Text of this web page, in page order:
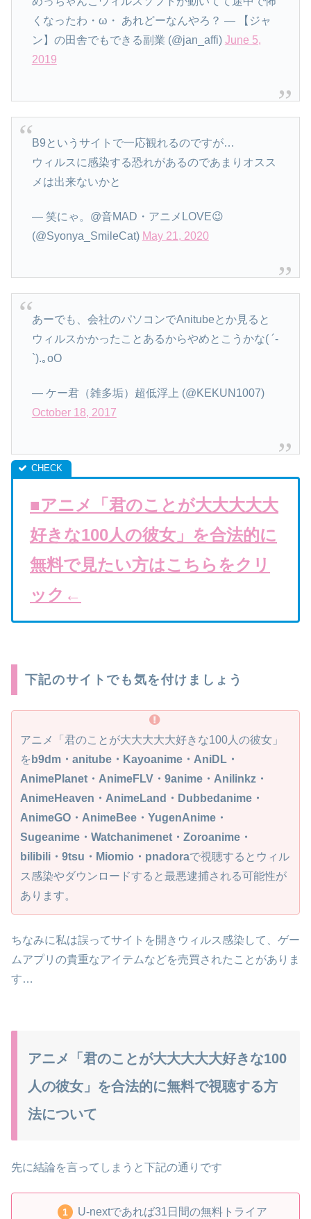
くなったわ・ω・ あれどーなんやろ？ — 【ジャ
ン】の田舎でもできる副業 (@jan_affi) June 5,
2019
B9というサイトで一応観れるのですが…
ウィルスに感染する恐れがあるのであまりオスス
メは出来ないかと
— 笑にゃ。@音MAD・アニメLOVE😉
(@Syonya_SmileCat) May 21, 2020
あーでも、会社のパソコンでAnitubeとか見ると
ウィルスかかったことあるからやめとこうかな( ´-
`).｡oO
— ケー君（雑多垢）超低浮上 (@KEKUN1007)
October 18, 2017
■アニメ「君のことが大大大大大
好きな100人の彼女」を合法的に
無料で見たい方はこちらをクリ
ック←
下記のサイトでも気を付けましょう
アニメ「君のことが大大大大大好きな100人の彼女」
を b9dm・anitube・Kayoanime・AniDL・
AnimePlanet・AnimeFLV・9anime・Anilinkz・
AnimeHeaven・AnimeLand・Dubbedanime・
AnimeGO・AnimeBee・YugenAnime・
Sugeanime・Watchanimenet・Zoroanime・
bilibili・9tsu・Miomio・pnadoraで視聴するとウィル
ス感染やダウンロードすると最悪逮捕される可能性が
あります。
ちなみに私は誤ってサイトを開きウィルス感染して、ゲー
ムアプリの貴重なアイテムなどを売買されたことがありま
す…
アニメ「君のことが大大大大大好きな100
人の彼女」を合法的に無料で視聴する方
法について
先に結論を言ってしまうと下記の通りです
U-nextであれば31日間の無料トライア